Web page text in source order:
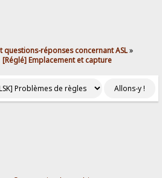
questions-réponses concernant ASL»
[Réglé] Emplacement et capture